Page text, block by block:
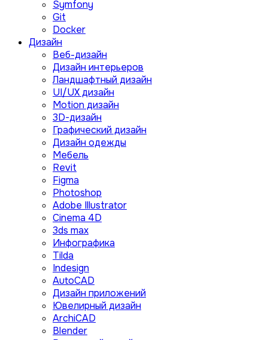
Symfony
Git
Docker
Дизайн
Веб-дизайн
Дизайн интерьеров
Ландшафтный дизайн
UI/UX дизайн
Motion дизайн
3D-дизайн
Графический дизайн
Дизайн одежды
Мебель
Revit
Figma
Photoshop
Adobe Illustrator
Сinema 4D
3ds max
Инфографика
Tilda
Indesign
AutoCAD
Дизайн приложений
Ювелирный дизайн
ArchiCAD
Blender